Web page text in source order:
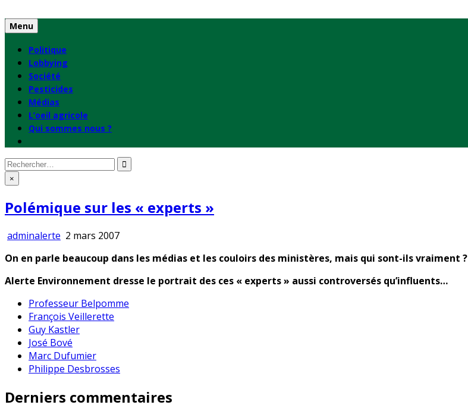
to
content
Menu
Politique
Lobbying
Société
Pesticides
Médias
L’oeil agricole
Qui sommes nous ?
Rechercher
: ×
Polémique sur les « experts »
adminalerte 2 mars 2007
On en parle beaucoup dans les médias et les couloirs des ministères, mais qui sont-ils vraiment ?
Alerte Environnement dresse le portrait des ces « experts » aussi controversés qu’influents…
Professeur Belpomme
François Veillerette
Guy Kastler
José Bové
Marc Dufumier
Philippe Desbrosses
Derniers commentaires